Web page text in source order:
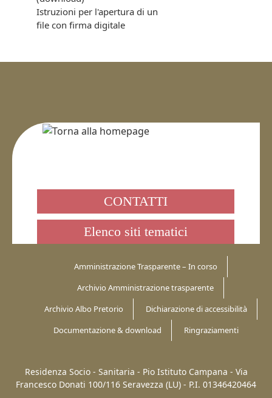
Istruzioni per l'apertura di un
file con firma digitale
CONTATTI
Elenco siti tematici
Amministrazione Trasparente – In corso
Archivio Amministrazione trasparente
Archivio Albo Pretorio
Dichiarazione di accessibilità
Documentazione & download
Ringraziamenti
Residenza Socio - Sanitaria - Pio Istituto Campana - Via
Francesco Donati 100/116 Seravezza (LU) - P.I. 01346420464